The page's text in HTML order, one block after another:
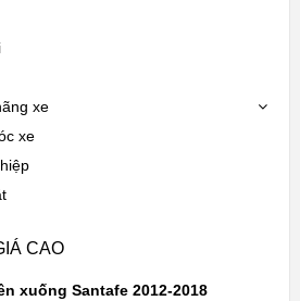
xe
xe
CAO
xuống Santafe 2012-2018